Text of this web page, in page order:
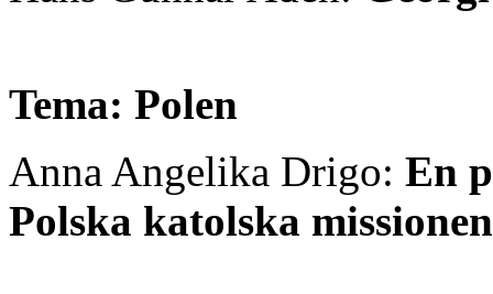
Tema: Polen
Anna Angelika Drigo: En
Polska katolska